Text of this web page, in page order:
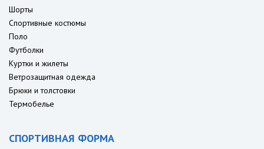
Шорты
Спортивные костюмы
Поло
Футболки
Куртки и жилеты
Ветрозащитная одежда
Брюки и толстовки
Термобелье
СПОРТИВНАЯ ФОРМА